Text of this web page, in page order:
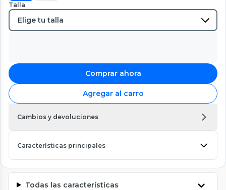
Talla
Comprar ahora
Agregar al carro
Cambios y devoluciones
Características principales
Todas las características